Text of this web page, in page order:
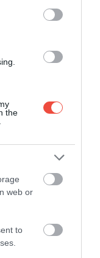
the
web or
to
kiállítások
számára
múzeumban
részt vehetünk,
is